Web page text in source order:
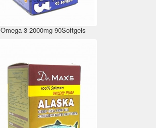
Omega-3 2000mg 90Softgels